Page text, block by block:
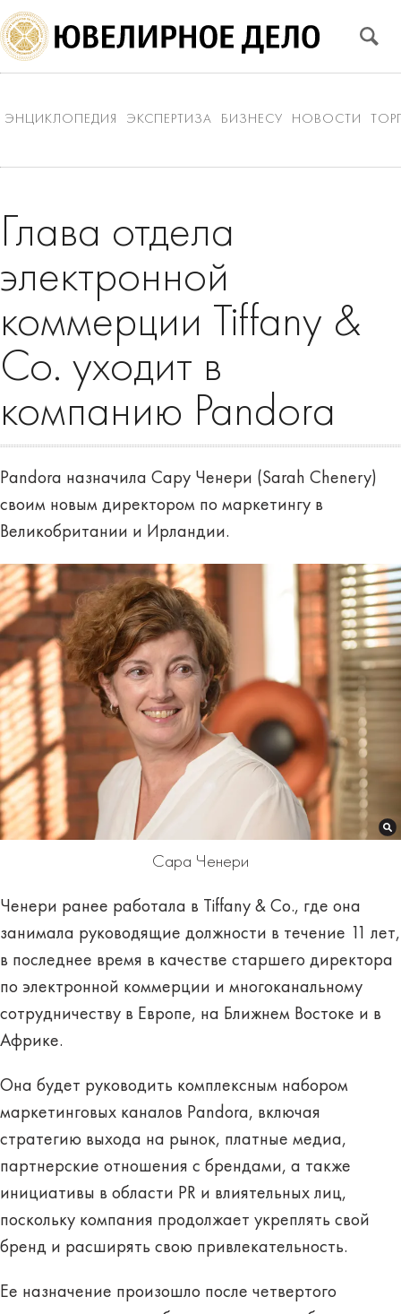
ЭНЦИКЛОПЕДИЯ ЭКСПЕРТИЗА БИЗНЕСУ НОВОСТИ
Глава отдела
электронной
коммерции Tiffany &
Co. уходит в
компанию Pandora
Pandora назначила Сару Ченери (Sarah Chenery)
своим новым директором по маркетингу в
Великобритании и Ирландии.
Сара Ченери
Ченери ранее работала в Tiffany & Co., где она
занимала руководящие должности в течение 11 лет,
в последнее время в качестве старшего директора
по электронной коммерции и многоканальному
сотрудничеству в Европе, на Ближнем Востоке и в
Африке.
Она будет руководить комплексным набором
маркетинговых каналов Pandora, включая
стратегию выхода на рынок, платные медиа,
партнерские отношения с брендами, а также
инициативы в области PR и влиятельных лиц,
поскольку компания продолжает укреплять свой
бренд и расширять свою привлекательность.
Ее назначение произошло после четвертого